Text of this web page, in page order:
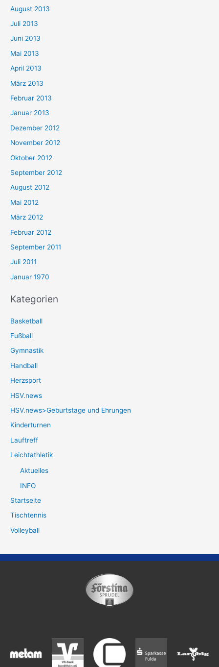
August 2013
Juli 2013
Juni 2013
Mai 2013
April 2013
März 2013
Februar 2013
Januar 2013
Dezember 2012
November 2012
Oktober 2012
September 2012
August 2012
Mai 2012
März 2012
Februar 2012
September 2011
Juli 2011
Januar 1970
Kategorien
Basketball
Fußball
Gymnastik
Handball
Herzsport
HSV.news
HSV.news>Geburtstage und Ehrungen
Kinderturnen
Lauftreff
Leichtathletik
Aktuelles
INFO
Startseite
Tischtennis
Volleyball